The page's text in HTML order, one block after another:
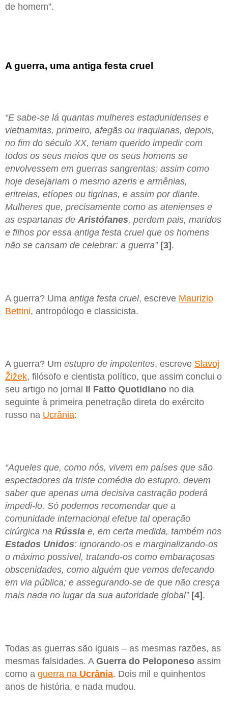
de homem”.
A guerra, uma antiga festa cruel
“E sabe-se lá quantas mulheres estadunidenses e
vietnamitas, primeiro, afegãs ou iraquianas, depois,
no fim do século XX, teriam querido impedir com
todos os seus meios que os seus homens se
envolvessem em guerras sangrentas; assim como
hoje desejariam o mesmo azeris e armênias,
eritreias, etíopes ou tigrinas, e assim por diante.
Mulheres que, precisamente como as atenienses e
as espartanas de Aristófanes, perdem pais, maridos
e filhos por essa antiga festa cruel que os homens
não se cansam de celebrar: a guerra” [3] .
A guerra? Uma antiga festa cruel, escreve Maurizio
Bettini, antropólogo e classicista.
A guerra? Um estupro de impotentes, escreve Slavoj
Žižek, filósofo e cientista político, que assim conclui o
seu artigo no jornal Il Fatto Quotidiano no dia
seguinte à primeira penetração direta do exército
russo na Ucrânia:
“Aqueles que, como nós, vivem em países que são
espectadores da triste comédia do estupro, devem
saber que apenas uma decisiva castração poderá
impedi-lo. Só podemos recomendar que a
comunidade internacional efetue tal operação
cirúrgica na Rússia e, em certa medida, também nos
Estados Unidos: ignorando-os e marginalizando-os
o máximo possível, tratando-os como embaraçosas
obscenidades, como alguém que vemos defecando
em via pública; e assegurando-se de que não cresça
mais nada no lugar da sua autoridade global” [4] .
Todas as guerras são iguais – as mesmas razões, as
mesmas falsidades. A Guerra do Peloponeso assim
como a guerra na Ucrânia. Dois mil e quinhentos
anos de história, e nada mudou.